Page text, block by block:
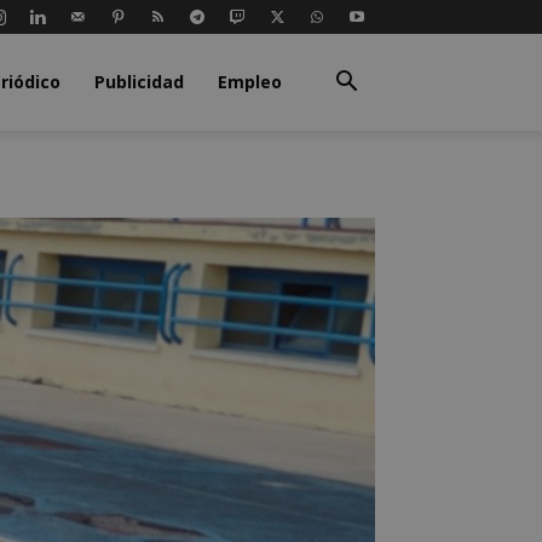
Publicidad Empleo